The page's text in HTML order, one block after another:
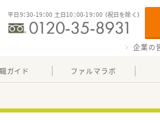
平日9：30-19：00 土日10：00-19：00 （祝日を除く）
企業の
ガイド ファルマラボ